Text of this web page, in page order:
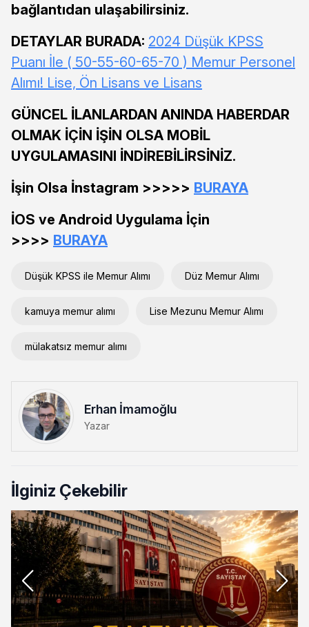
bağlantıdan ulaşabilirsiniz.
DETAYLAR BURADA: 2024 Düşük KPSS
Puanı İle ( 50-55-60-65-70 ) Memur Personel
Alımı! Lise, Ön Lisans ve Lisans
GÜNCEL İLANLARDAN ANINDA HABERDAR
OLMAK İÇİN İŞİN OLSA MOBİL
UYGULAMASINI İNDİREBİLİRSİNİZ.
İşin Olsa İnstagram >>>>> BURAYA
İOS ve Android Uygulama İçin
>>>> BURAYA
Düşük KPSS ile Memur Alımı Düz Memur Alımı
kamuya memur alımı Lise Mezunu Memur Alımı
mülakatsız memur alımı
Erhan İmamoğlu
Yazar
İlginiz Çekebilir